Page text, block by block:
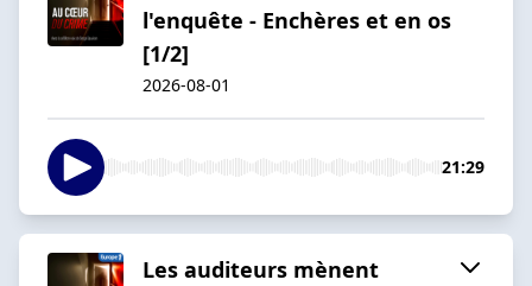
l'enquête - Enchères et en os
[1/2]
2026-08-01
21:29
Les auditeurs mènent